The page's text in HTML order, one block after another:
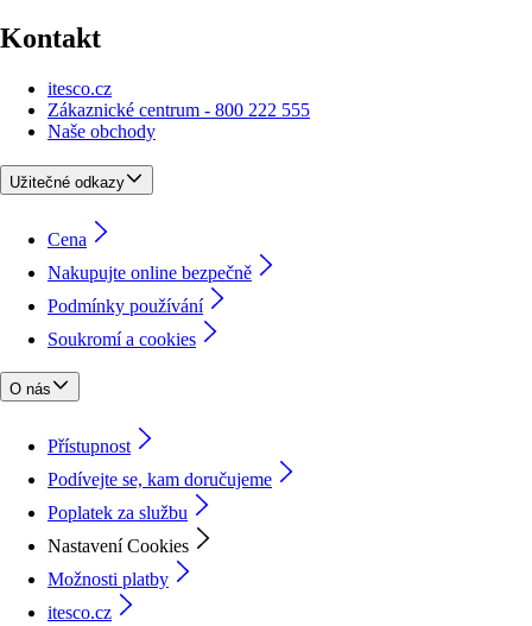
Kontakt
itesco.cz
Zákaznické centrum - 800 222 555
Naše obchody
Užitečné odkazy
Cena
Nakupujte online bezpečně
Podmínky používání
Soukromí a cookies
O nás
Přístupnost
Podívejte se, kam doručujeme
Poplatek za službu
Nastavení Cookies
Možnosti platby
itesco.cz